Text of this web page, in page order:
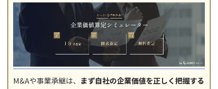
M&Aや事業承継は、 まず自社の企業価値を正しく把握する